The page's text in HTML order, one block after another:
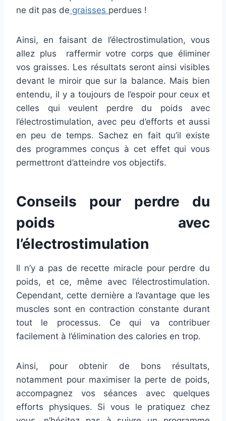
ne dit pas de graisses perdues !
Ainsi, en faisant de l’électrostimulation, vous
allez plus
raffermir votre corps que éliminer
vos graisses. Les résultats seront ainsi visibles
devant le miroir que sur la balance. Mais bien
entendu, il y a toujours de l’espoir pour ceux et
celles qui veulent perdre du poids avec
l’électrostimulation, avec peu d’efforts et aussi
en peu de temps. Sachez en fait qu’il existe
des programmes conçus à cet effet qui vous
permettront d’atteindre vos objectifs.
Conseils pour perdre du
poids avec
l’électrostimulation
Il n’y a pas de recette miracle pour perdre du
poids, et ce, même avec l’électrostimulation.
Cependant, cette dernière a l’avantage que les
muscles sont en contraction constante durant
tout le processus. Ce qui va contribuer
facilement à l’élimination des calories en trop.
Ainsi, pour obtenir de bons résultats,
notamment pour maximiser la perte de poids,
accompagnez vos séances avec quelques
efforts physiques. Si vous le pratiquez chez